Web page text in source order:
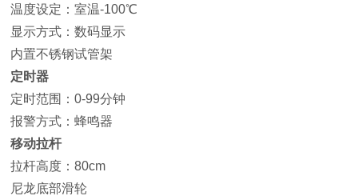
温度设定：室温-100℃
显示方式：数码显示
内置不锈钢试管架
定时器
定时范围：0-99分钟
报警方式：蜂鸣器
移动拉杆
拉杆高度：80cm
尼龙底部滑轮